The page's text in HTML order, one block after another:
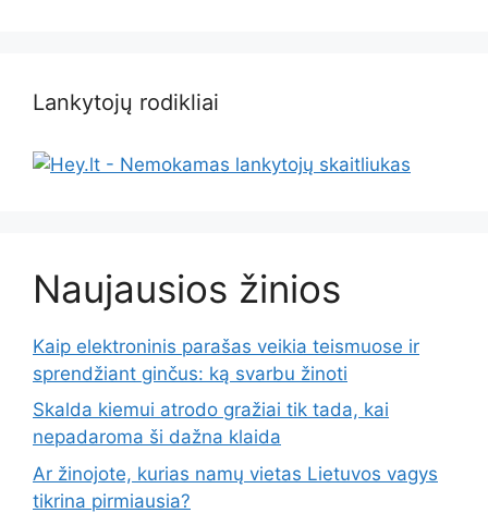
Lankytojų rodikliai
Naujausios žinios
Kaip elektroninis parašas veikia teismuose ir
sprendžiant ginčus: ką svarbu žinoti
Skalda kiemui atrodo gražiai tik tada, kai
nepadaroma ši dažna klaida
Ar žinojote, kurias namų vietas Lietuvos vagys
tikrina pirmiausia?